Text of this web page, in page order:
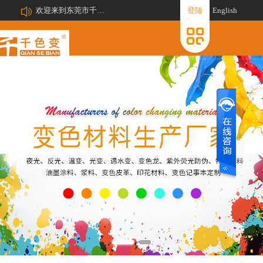
欢迎来到东莞市千色变新材料有限公司网站! English
登陆